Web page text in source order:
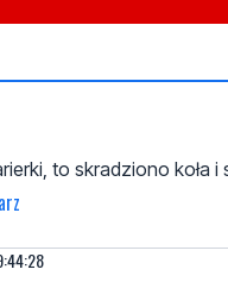
to skradziono koła i